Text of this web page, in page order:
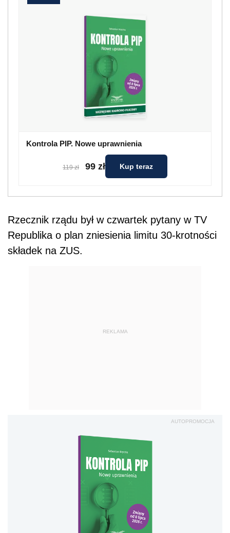
Kontrola PIP. Nowe uprawnienia
Kup teraz
Rzecznik rządu był w czwartek pytany w TV
Republika o plan zniesienia limitu 30-krotności
Kontrola PIP. Nowe
uprawnienia